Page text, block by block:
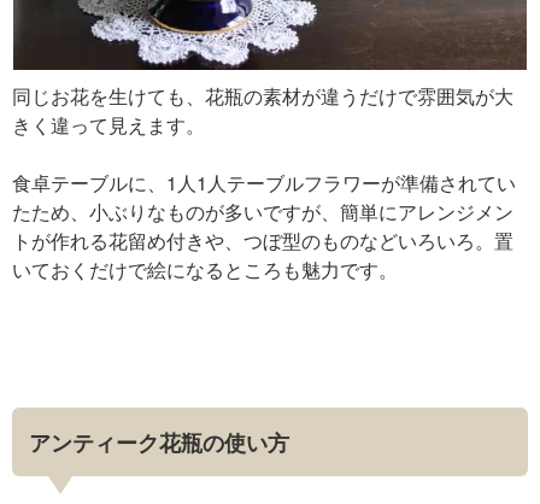
同じお花を生けても、花瓶の素材が違うだけで雰囲気が大
きく違って見えます。
食卓テーブルに、1人1人テーブルフラワーが準備されてい
たため、小ぶりなものが多いですが、簡単にアレンジメン
トが作れる花留め付きや、つぼ型のものなどいろいろ。置
いておくだけで絵になるところも魅力です。
アンティーク花瓶の使い方